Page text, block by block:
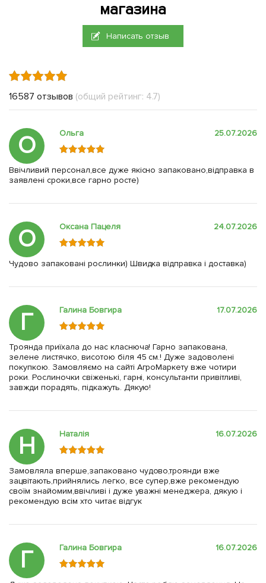
магазина
Написать отзыв
16587 отзывов (общий рейтинг: 4.7)
О Ольга 25.07.2026
Ввічливий персонал,все дуже якісно запаковано,відправка в
заявлені сроки,все гарно росте)
О Оксана Пацеля 24.07.2026
Чудово запаковані рослинки) Швидка відправка і доставка)
Г Галина Бовгира 17.07.2026
Троянда приїхала до нас класнюча! Гарно запакована,
зелене листячко, висотою біля 45 см.! Дуже задоволені
покупкою. Замовляємо на сайті АгроМаркету вже чотири
роки. Рослиночки свіженькі, гарні, консультанти привітливі,
завжди порадять, підкажуть. Дякую!
Н Наталія 16.07.2026
Замовляла вперше,запаковано чудово,троянди вже
зацвітають,прийнялись легко, все супер,вже рекомендую
своїм знайомим,ввічливі і дуже уважні менеджера, дякую і
рекомендую всім хто читає відгук
Г Галина Бовгира 16.07.2026